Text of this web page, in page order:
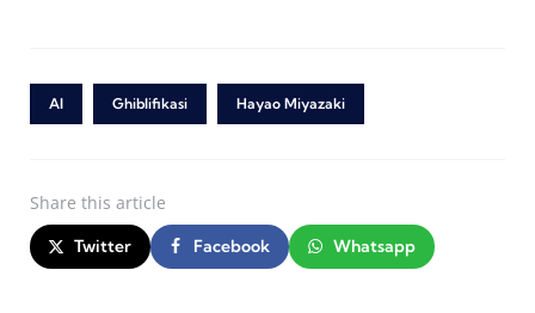
AI Ghiblifikasi Hayao Miyazaki
Share this article
Twitter Facebook Whatsapp